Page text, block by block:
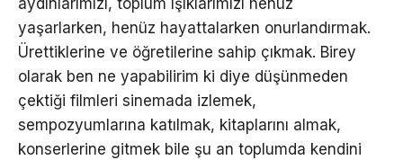
aydınlarımızı, toplum ışıklarımızı henüz
yaşarlarken, henüz hayattalarken onurlandırmak.
Ürettiklerine ve öğretilerine sahip çıkmak. Birey
olarak ben ne yapabilirim ki diye düşünmeden
çektiği filmleri sinemada izlemek,
sempozyumlarına katılmak, kitaplarını almak,
konserlerine gitmek bile şu an toplumda kendini